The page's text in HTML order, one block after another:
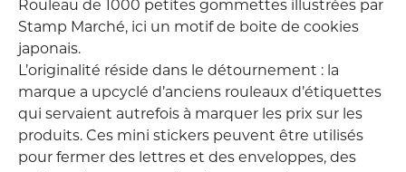
Rouleau de 1000 petites gommettes illustrées par
Stamp Marché, ici un motif de boite de cookies
japonais.
L’originalité réside dans le détournement : la
marque a upcyclé d’anciens rouleaux d’étiquettes
qui servaient autrefois à marquer les prix sur les
produits. Ces mini stickers peuvent être utilisés
pour fermer des lettres et des enveloppes, des